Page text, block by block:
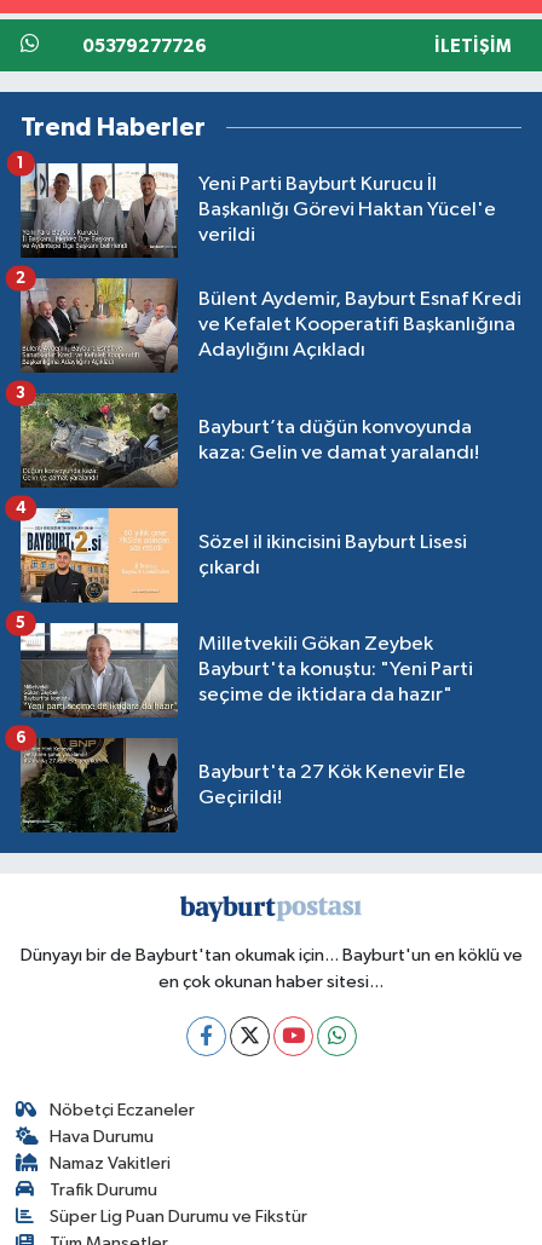
05379277726 İLETIŞIM
Trend Haberler
Yeni Parti Bayburt Kurucu İl
Başkanlığı Görevi Haktan Yücel'e
verildi
1
Bülent Aydemir, Bayburt Esnaf Kredi
ve Kefalet Kooperatifi Başkanlığına
Adaylığını Açıkladı
2
Bayburt’ta düğün konvoyunda
kaza: Gelin ve damat yaralandı!
3
Sözel il ikincisini Bayburt Lisesi
çıkardı
4
Milletvekili Gökan Zeybek
Bayburt'ta konuştu: "Yeni Parti
seçime de iktidara da hazır"
5
Bayburt'ta 27 Kök Kenevir Ele
Geçirildi!
6
Dünyayı bir de Bayburt'tan okumak için... Bayburt'un en köklü ve
en çok okunan haber sitesi...
Nöbetçi Eczaneler
Hava Durumu
Namaz Vakitleri
Trafik Durumu
Süper Lig Puan Durumu ve Fikstür